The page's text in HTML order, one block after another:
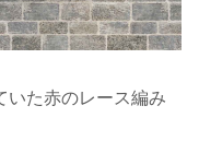
いた赤のレース編み